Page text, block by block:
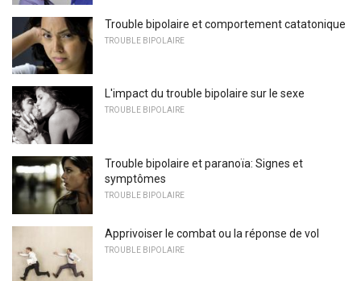
Trouble bipolaire et comportement catatonique
TROUBLE BIPOLAIRE
L'impact du trouble bipolaire sur le sexe
TROUBLE BIPOLAIRE
Trouble bipolaire et paranoïa: Signes et
symptômes
TROUBLE BIPOLAIRE
Apprivoiser le combat ou la réponse de vol
TROUBLE BIPOLAIRE